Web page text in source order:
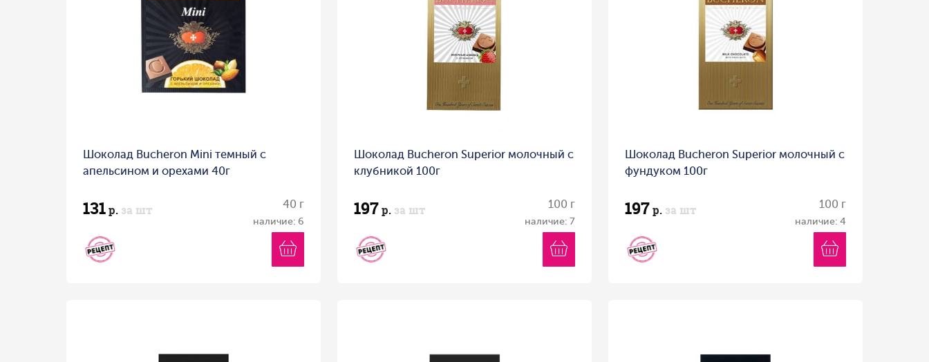
Шоколад Bucheron Mini темный с
апельсином и орехами 40г
131р. за шт 40 г
наличие: 6
Шоколад Bucheron Superior молочный с
клубникой 100г
197р. за шт 100 г
наличие: 7
Шоколад Bucheron Superior молочный с
фундуком 100г
197р. за шт 100 г
наличие: 4